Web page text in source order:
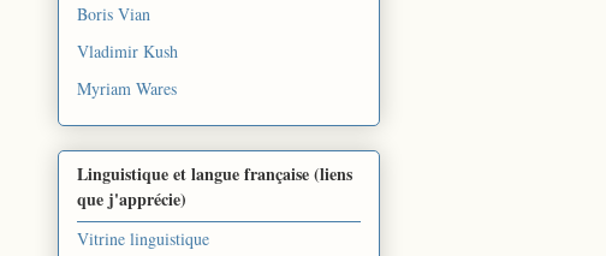
Boris Vian
Vladimir Kush
Myriam Wares
Linguistique et langue française (liens
que j'apprécie)
Vitrine linguistique